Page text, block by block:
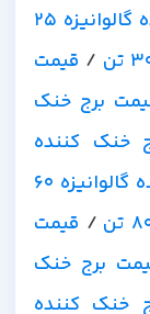
قیمت برج خنک کننده گالوانیزه 25
/ قیمت
برج خنک
خنک کننده
قیمت برج خنک کننده گالوانیزه 60
/ قیمت
برج خنک
خنک کننده